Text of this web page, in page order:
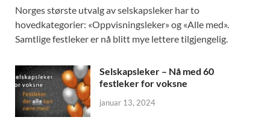
Norges største utvalg av selskapsleker har to
hovedkategorier: «Oppvisningsleker» og «Alle med».
Samtlige festleker er nå blitt mye lettere tilgjengelig.
Selskapsleker – Nå med 60
festleker for voksne
januar 13, 2024